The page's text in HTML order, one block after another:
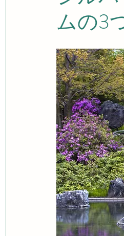
スピリットヒーラー（
事務局のコバチャン本
ムの3